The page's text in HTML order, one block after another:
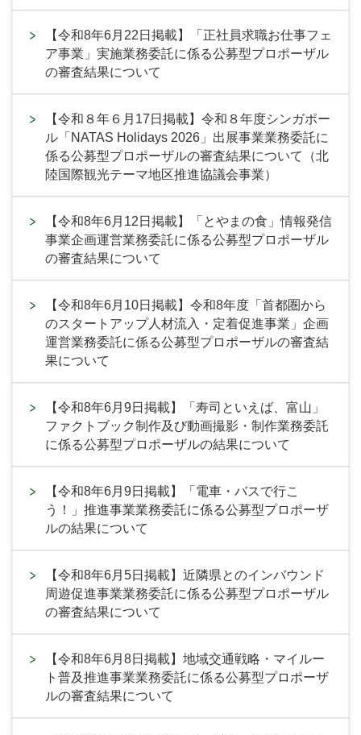
【令和8年6月22日掲載】「正社員求職お仕事フェ
ア事業」実施業務委託に係る公募型プロポーザル
の審査結果について
【令和８年６月17日掲載】令和８年度シンガポー
ル「NATAS Holidays 2026」出展事業業務委託に
係る公募型プロポーザルの審査結果について（北
陸国際観光テーマ地区推進協議会事業）
【令和8年6月12日掲載】「とやまの食」情報発信
事業企画運営業務委託に係る公募型プロポーザル
の審査結果について
【令和8年6月10日掲載】令和8年度「首都圏から
のスタートアップ人材流入・定着促進事業」企画
運営業務委託に係る公募型プロポーザルの審査結
果について
【令和8年6月9日掲載】「寿司といえば、富山」
ファクトブック制作及び動画撮影・制作業務委託
に係る公募型プロポーザルの結果について
【令和8年6月9日掲載】「電車・バスで行こ
う！」推進事業業務委託に係る公募型プロポーザ
ルの結果について
【令和8年6月5日掲載】近隣県とのインバウンド
周遊促進事業業務委託に係る公募型プロポーザル
の審査結果について
【令和8年6月8日掲載】地域交通戦略・マイルー
ト普及推進事業業務委託に係る公募型プロポーザ
ルの審査結果について